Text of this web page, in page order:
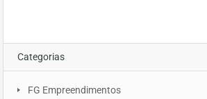
Categorias
FG Empreendimentos